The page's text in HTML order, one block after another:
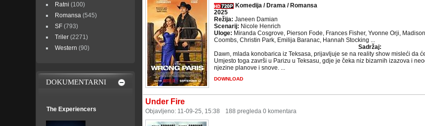
Komedija / Drama / Romansa
2025
Režija: Janeen Damian
Scenarij: Nicole Henrich
Uloge: Miranda Cosgrove, Pierson Fode, Frances Fisher, Yvonne Orji,
Coombs, Christin Park, Emilija Baranac, Hannah Stocking ...
Sadržaj:
Dawn, mlada konobarica iz Teksasa, prijavljuje se na reality show misleći da
Umjesto toga završi u Parizu u Teksasu, gdje je čeka niz bizarnih izazova i
njezine planove i snove. ...
DOWNLOAD
Under Fire
Objavljeno: 11-09-25, 15:38 188 pregleda 0 komentara
Ratni (100)
Romansa(545)
SF(793)
Triler(2271)
Western (90)
DOKUMENTARNI
The Experiencers